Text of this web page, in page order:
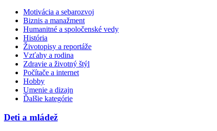
Motivácia a sebarozvoj
Biznis a manažment
Humanitné a spoločenské vedy
História
Životopisy a reportáže
Vzťahy a rodina
Zdravie a životný štýl
Počítače a internet
Hobby
Umenie a dizajn
Ďalšie kategórie
Deti a mládež